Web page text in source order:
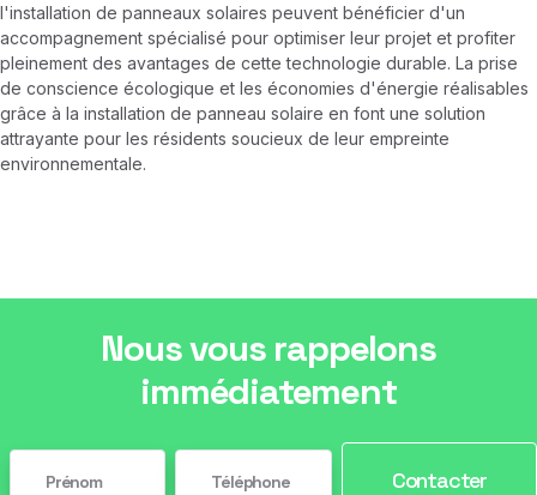
l'installation de panneaux solaires peuvent bénéficier d'un
accompagnement spécialisé pour optimiser leur projet et profiter
pleinement des avantages de cette technologie durable. La prise
de conscience écologique et les économies d'énergie réalisables
grâce à la installation de panneau solaire en font une solution
attrayante pour les résidents soucieux de leur empreinte
environnementale.
Nous vous rappelons
immédiatement
Contacter